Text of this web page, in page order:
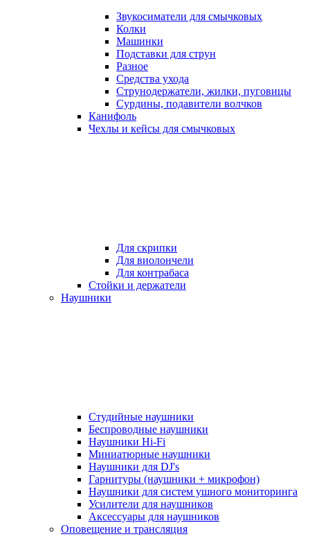
Звукосиматели для смычковых
Колки
Машинки
Подставки для струн
Разное
Средства ухода
Струнодержатели, жилки, пуговицы
Сурдины, подавители волчков
Канифоль
Чехлы и кейсы для смычковых
Для скрипки
Для виолончели
Для контрабаса
Стойки и держатели
Наушники
Студийные наушники
Беспроводные наушники
Наушники Hi-Fi
Миниатюрные наушники
Наушники для DJ's
Гарнитуры (наушники + микрофон)
Наушники для систем ушного мониторинга
Усилители для наушников
Аксессуары для наушников
Оповещение и трансляция